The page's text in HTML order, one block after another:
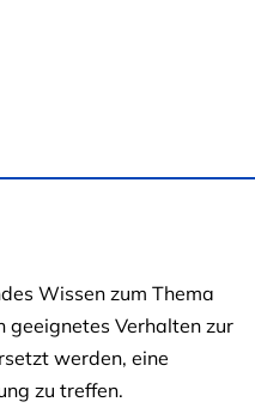
Wissen zum Thema
geeignetes Verhalten zur
werden, eine
zu treffen.